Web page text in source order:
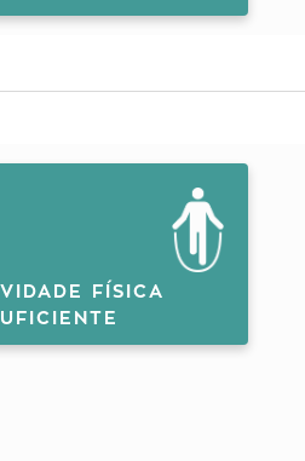
FÍSICA